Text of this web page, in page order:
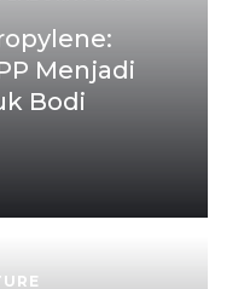
Menjadi
Bodi